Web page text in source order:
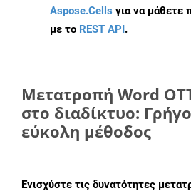
Aspose.Cells για να μάθετε
με το REST API.
Μετατροπή Word
στο διαδίκτυο:
εύκολη μέθοδος
Ενισχύστε τις δυνατότητες